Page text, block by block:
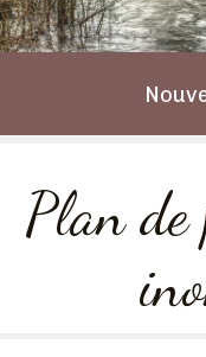
Plan de